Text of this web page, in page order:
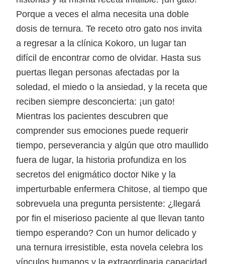
Porque a veces el alma necesita una doble
dosis de ternura. Te receto otro gato nos invita
a regresar a la clínica Kokoro, un lugar tan
difícil de encontrar como de olvidar. Hasta sus
puertas llegan personas afectadas por la
soledad, el miedo o la ansiedad, y la receta que
reciben siempre desconcierta: ¡un gato!
Mientras los pacientes descubren que
comprender sus emociones puede requerir
tiempo, perseverancia y algún que otro maullido
fuera de lugar, la historia profundiza en los
secretos del enigmático doctor Nike y la
imperturbable enfermera Chitose, al tiempo que
sobrevuela una pregunta persistente: ¿llegará
por fin el miserioso paciente al que llevan tanto
tiempo esperando? Con un humor delicado y
una ternura irresistible, esta novela celebra los